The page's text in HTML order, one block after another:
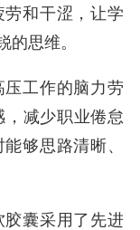
和干涩，让学
的思维。
工作的脑力劳
减少职业倦怠
够思路清晰、
囊采用了先进